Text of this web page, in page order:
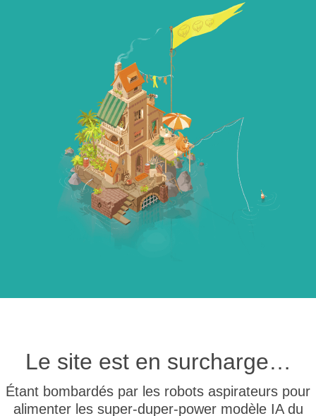
Le site est en surcharge…
Étant bombardés par les robots aspirateurs pour
alimenter les super-duper-power modèle IA du